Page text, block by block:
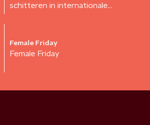
schitteren in internationale
Female Friday
Female Friday